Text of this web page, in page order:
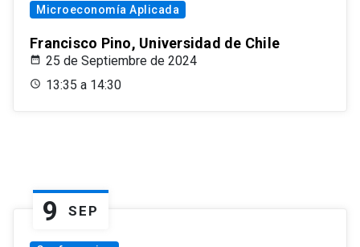
Microeconomía Aplicada
Francisco Pino, Universidad de Chile
25 de Septiembre de 2024
13:35 a 14:30
9 SEP